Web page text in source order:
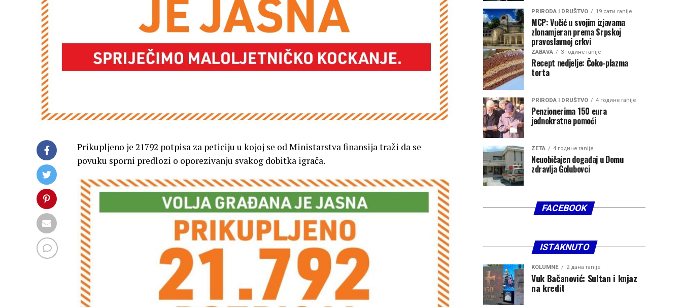
Prikupljeno je 21792 potpisa za peticiju u kojoj se od Ministarstva finansija traži da se
povuku sporni predlozi o oporezivanju svakog dobitka igrača.
PRIRODA I DRUŠTVO 19 сати ranije
MCP: Vučić u svojim izjavama
zlonamjeran prema Srpskoj
pravoslavnoj crkvi
ZABAVA 3 године ranije
Recept nedjelje: Čoko-plazma
torta
PRIRODA I DRUŠTVO 4 године ranije
Penzionerima 150 eura
jednokratne pomoći
ZETA 4 године ranije
Neuobičajen događaj u Domu
zdravlja Golubovci
FACEBOOK
ISTAKNUTO
KOLUMNE 2 дана ranije
Vuk Bačanović: Sultan i knjaz
na kredit